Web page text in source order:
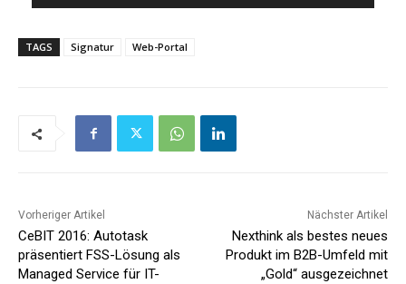
TAGS Signatur Web-Portal
Vorheriger Artikel
CeBIT 2016: Autotask
präsentiert FSS-Lösung als
Managed Service für IT-
Nächster Artikel
Nexthink als bestes neues
Produkt im B2B-Umfeld mit
„Gold“ ausgezeichnet